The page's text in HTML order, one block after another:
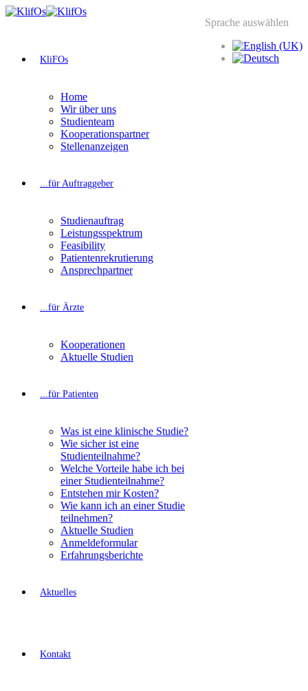
Sprache auswählen
KliFOs
Home
Wir über uns
Studienteam
Kooperationspartner
Stellenanzeigen
...für Auftraggeber
Studienauftrag
Leistungsspektrum
Feasibility
Patientenrekrutierung
Ansprechpartner
...für Ärzte
Kooperationen
Aktuelle Studien
...für Patienten
Was ist eine klinische Studie?
Wie sicher ist eine
Studienteilnahme?
Welche Vorteile habe ich bei
einer Studienteilnahme?
Entstehen mir Kosten?
Wie kann ich an einer Studie
teilnehmen?
Aktuelle Studien
Anmeldeformular
Erfahrungsberichte
Aktuelles
Kontakt